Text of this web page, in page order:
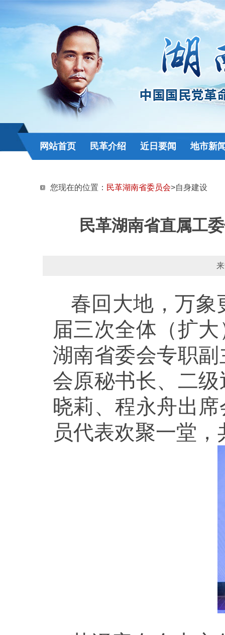
网站首页 民革介绍 近日要闻 地市新
您现在的位置： 民革湖南省委员会>自身建设
民革湖南省直属工
春回大地，万象
届三次全体（扩
湖南省委会专职
会原秘书长、二
晓莉、程永舟出
员代表欢聚一堂